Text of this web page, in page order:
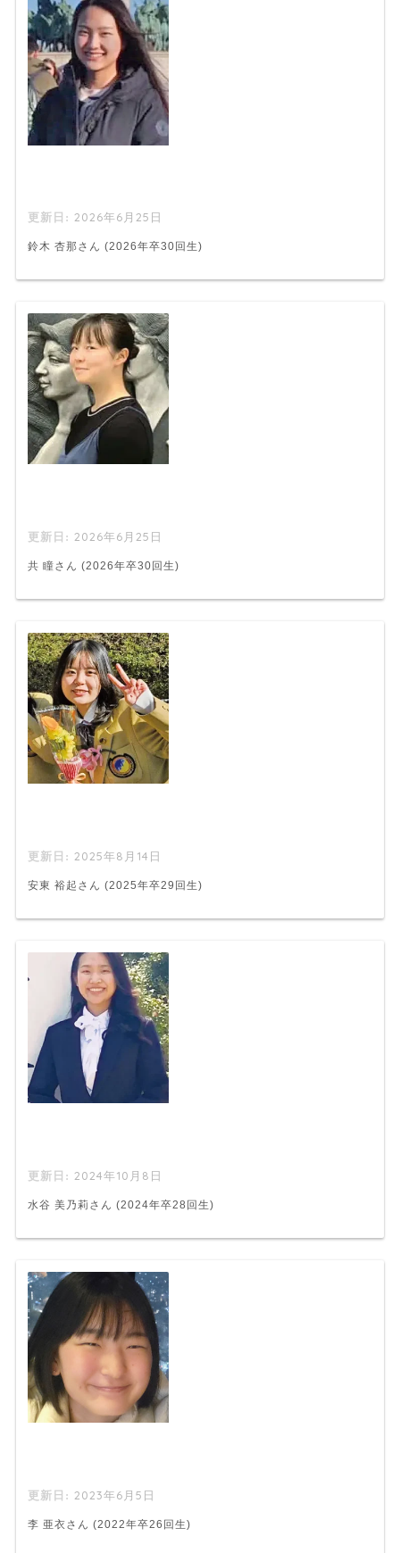
2026年6月25日
鈴木 杏那さん (2026年卒30回生)
2026年6月25日
共 瞳さん (2026年卒30回生)
2025年8月14日
安東 裕起さん (2025年卒29回生)
2024年10月8日
水谷 美乃莉さん (2024年卒28回生)
2023年6月5日
李 亜衣さん (2022年卒26回生)